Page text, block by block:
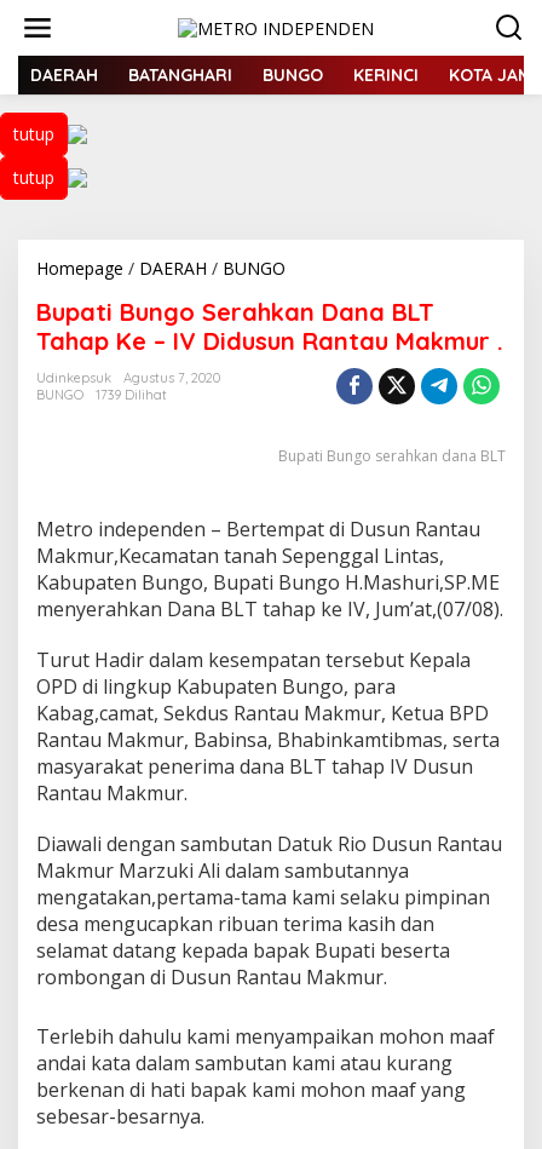
t
i
e
o
DAERAH BATANGHARI BUNGO KERINCI KOTA
tutup
tutup
Homepage / DAERAH / BUNGO
p
a
t
g
e
r
a
h
k
n
D
a
n
a
B
T
a
h
a
p
K
e
-
V
D
d
Bupati Bungo Serahkan Dana BLT
Tahap Ke – IV Didusun Rantau Makmur .
Udinkepsuk
Agustus 7, 2020
BUNGO
1739 Dilihat
Bupati Bungo serahkan dana BLT
Metro independen – Bertempat di Dusun Rantau
Makmur,Kecamatan tanah Sepenggal Lintas,
Kabupaten Bungo, Bupati Bungo H.Mashuri,SP.ME
menyerahkan Dana BLT tahap ke IV, Jum’at,(07/08).
Turut Hadir dalam kesempatan tersebut Kepala
OPD di lingkup Kabupaten Bungo, para
Kabag,camat, Sekdus Rantau Makmur, Ketua BPD
Rantau Makmur, Babinsa, Bhabinkamtibmas, serta
masyarakat penerima dana BLT tahap IV Dusun
Rantau Makmur.
Diawali dengan sambutan Datuk Rio Dusun Rantau
Makmur Marzuki Ali dalam sambutannya
mengatakan,pertama-tama kami selaku pimpinan
desa mengucapkan ribuan terima kasih dan
selamat datang kepada bapak Bupati beserta
rombongan di Dusun Rantau Makmur.
Terlebih dahulu kami menyampaikan mohon maaf
andai kata dalam sambutan kami atau kurang
berkenan di hati bapak kami mohon maaf yang
sebesar-besarnya.